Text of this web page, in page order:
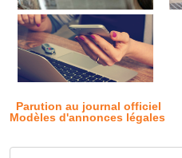
Parution au journal officiel
Modèles d'annonces légales